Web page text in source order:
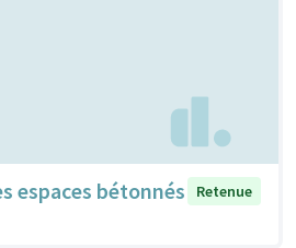
espaces bétonnés
Retenue